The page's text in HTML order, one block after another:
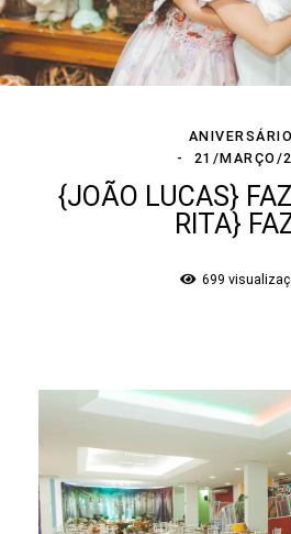
21/MARÇO/
{JOÃO LUCAS}
RITA}
699